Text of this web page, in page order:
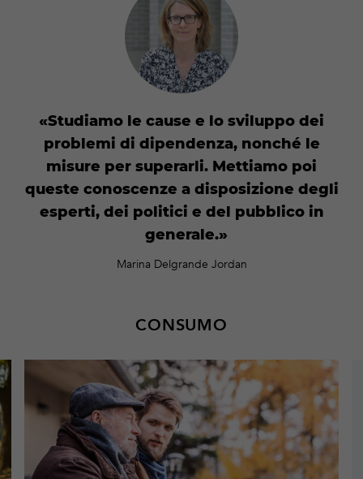
Studiamo le cause e lo sviluppo dei
problemi di dipendenza, nonché le
misure per superarli. Mettiamo poi
queste conoscenze a disposizione degli
esperti, dei politici e del pubblico in
generale.
Marina Delgrande Jordan
CONSUMO
informazioni